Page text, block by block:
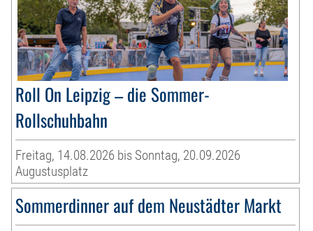
Roll On Leipzig – die Sommer-
Rollschuhbahn
Freitag, 14.08.2026 bis Sonntag, 20.09.2026
Augustusplatz
Sommerdinner auf dem Neustädter Markt